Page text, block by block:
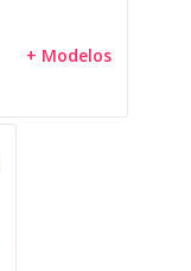
+ Modelos